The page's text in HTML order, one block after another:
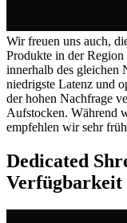
Wir freuen uns auch,
Produkte in der
innerhalb des gleichen
niedrigste Latenz und
der hohen Nachfrage
Aufstocken. Während
empfehlen wir sehr
Dedicated
Verfügbarkeit